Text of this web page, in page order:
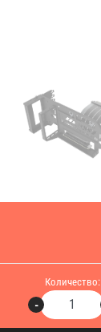
Количество:
-